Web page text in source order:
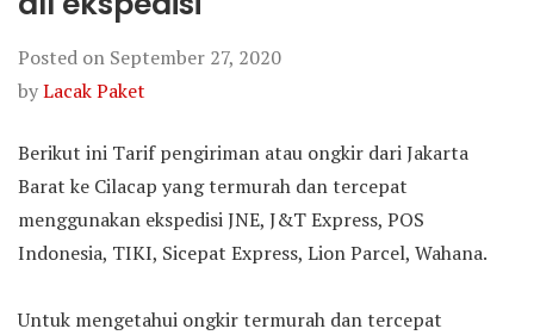
Posted on September 27, 2020
byLacak Paket
Berikut ini Tarif pengiriman atau ongkir dari Jakarta
Barat ke Cilacap yang termurah dan tercepat
menggunakan ekspedisi JNE, J&T Express, POS
Indonesia, TIKI, Sicepat Express, Lion Parcel, Wahana.
Untuk mengetahui ongkir termurah dan tercepat